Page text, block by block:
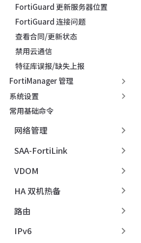
FortiGuard 更新服务器位置
FortiGuard 连接问题
查看合同/更新状态
禁用云通信
特征库误报/缺失上报
FortiManager 管理
系统设置
常用基础命令
网络管理
SAA-FortiLink
VDOM
HA 双机热备
路由
IPv6